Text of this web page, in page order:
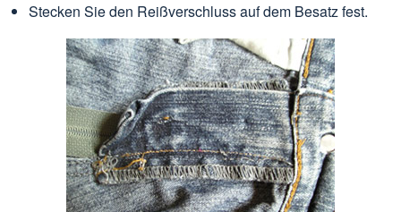
Stecken Sie den Reißverschluss auf dem Besatz fest.